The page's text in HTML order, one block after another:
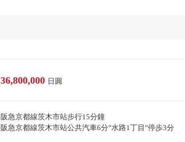
36,800,000 日圓
阪急京都線茨木市站步行15分鐘
阪急京都線茨木市站公共汽車6分"水路1丁目"停歩3分